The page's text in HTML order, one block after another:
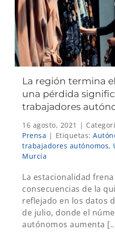
La región termina
una pérdida
trabajadores
16 agosto, 2021 |
Prensa | Etiquetas:
trabajadores autónomos,
Murcia
La estacionalidad
consecuencias de la
reflejado en los datos
de julio, donde el
autónomos aumenta